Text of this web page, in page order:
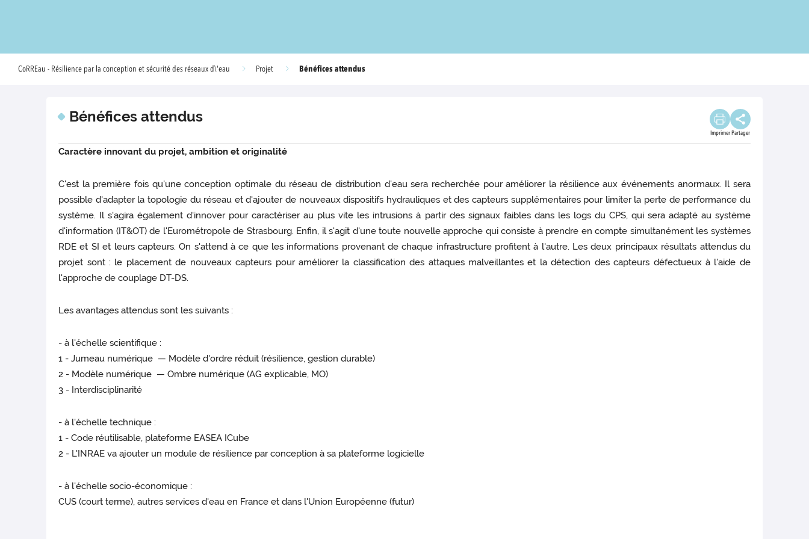
CoRREau - Résilience par la conception et sécurité des réseaux d\'eau Projet Bénéfices attendus
Bénéfices attendus
Imprimer Partager
Caractère innovant du projet, ambition et originalité
C'est la première fois qu'une conception optimale du réseau de distribution d'eau sera recherchée pour améliorer la résilience aux événements anormaux. Il sera
possible d'adapter la topologie du réseau et d'ajouter de nouveaux dispositifs hydrauliques et des capteurs supplémentaires pour limiter la perte de performance du
système. Il s'agira également d'innover pour caractériser au plus vite les intrusions à partir des signaux faibles dans les logs du CPS, qui sera adapté au système
d'information (IT&OT) de l'Eurométropole de Strasbourg. Enfin, il s'agit d'une toute nouvelle approche qui consiste à prendre en compte simultanément les systèmes
RDE et SI et leurs capteurs. On s'attend à ce que les informations provenant de chaque infrastructure profitent à l'autre. Les deux principaux résultats attendus du
projet sont : le placement de nouveaux capteurs pour améliorer la classification des attaques malveillantes et la détection des capteurs défectueux à l'aide de
l'approche de couplage DT-DS.
Les avantages attendus sont les suivants :
- à l'échelle scientifique :
1 - Jumeau numérique — Modèle d'ordre réduit (résilience, gestion durable)
2 - Modèle numérique — Ombre numérique (AG explicable, MO)
3 - Interdisciplinarité
- à l'échelle technique :
1 - Code réutilisable, plateforme EASEA ICube
2 - L'INRAE va ajouter un module de résilience par conception à sa plateforme logicielle
- à l'échelle socio-économique :
CUS (court terme), autres services d'eau en France et dans l'Union Européenne (futur)